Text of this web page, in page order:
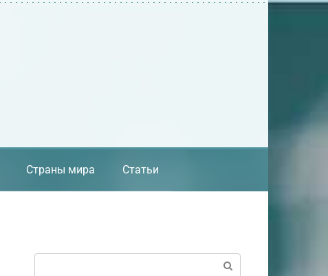
Страны мира Статьи